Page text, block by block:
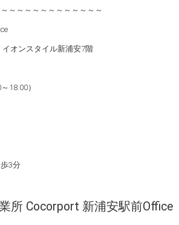
～～～～～～～～～～～～
オンスタイル新浦安7階
18:00）
3分
所 Cocorport 新浦安駅前Office